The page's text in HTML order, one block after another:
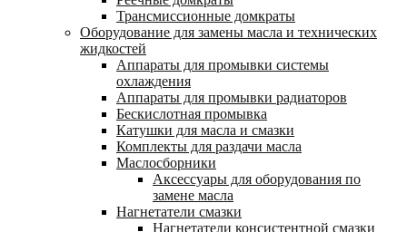
Трансмиссионные домкраты
Оборудование для замены масла и технических
жидкостей
Аппараты для промывки системы
охлаждения
Аппараты для промывки радиаторов
Бескислотная промывка
Катушки для масла и смазки
Комплекты для раздачи масла
Маслосборники
Аксессуары для оборудования по
замене масла
Нагнетатели смазки
Нагнетатели консистентной смазки